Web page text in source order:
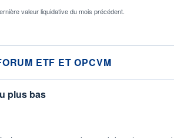
valeur liquidative du mois précédent.
ETF ET OPCVM
plus bas